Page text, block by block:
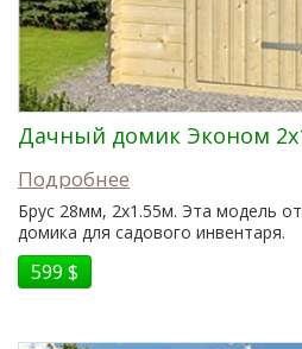
Дачный домик Эконом
Подробнее
Брус 28мм, 2x1.55м. Эта модель
домика для садового инвентаря.
599 $